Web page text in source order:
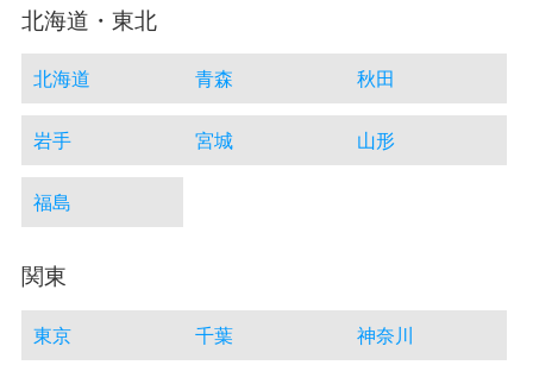
北海道・東北
北海道 青森 秋田
岩手 宮城 山形
福島
関東
東京 千葉 神奈川